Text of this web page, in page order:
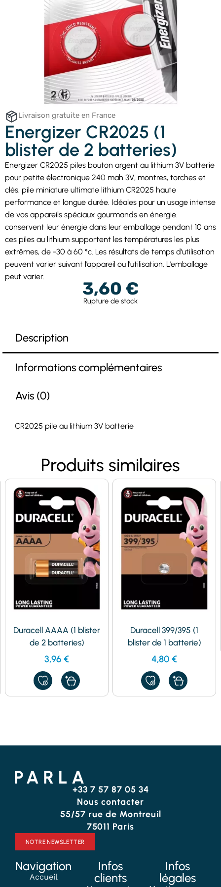
Livraison gratuite en France
Energizer CR2025 (1
blister de 2 batteries)
Energizer CR2025 piles bouton argent au lithium 3V batterie
pour petite électronique 240 mah 3V, montres, torches et
clés. pile miniature ultimate lithium CR2025 haute
performance et longue durée. Idéales pour un usage intense
de vos appareils spéciaux gourmands en énergie.
conservent leur énergie dans leur emballage pendant 10 ans
ces piles au lithium supportent les températures les plus
extrêmes, de -30 à 60 °c. Les résultats de temps d’utilisation
peuvent varier suivant l’appareil ou l’utilisation. L’emballage
peut varier.
3,60 €
Rupture de stock
Description
Informations complémentaires
Avis (0)
CR2025 pile au lithium 3V batterie
Produits similaires
Duracell AAAA (1 blister
de 2 batteries)
3,96 €
AJOUTER
À
MES
Duracell 399/395 (1
blister de 1 batterie)
4,80 €
AJOUTER
À
MES
+33 7 57 87 05 34
Nous contacter
55/57 rue de Montreuil
75011 Paris
NOTRE NEWSLETTER
Navigation
Accueil
Infos
clients
Infos
légales